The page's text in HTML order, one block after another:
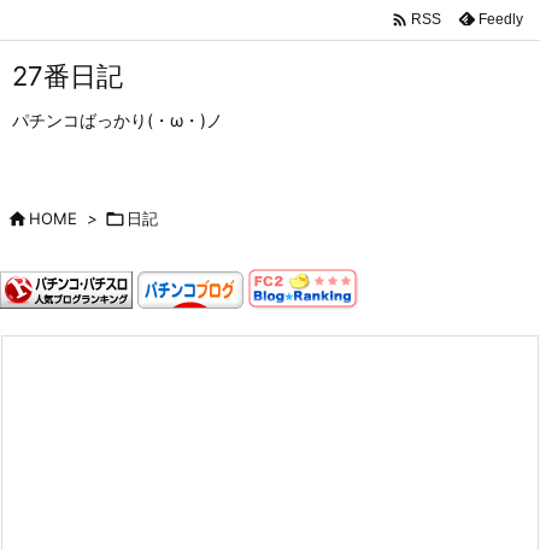
 RSS Feedly
27番日記
パチンコばっかり(・ω・)ノ
HOME >  日記